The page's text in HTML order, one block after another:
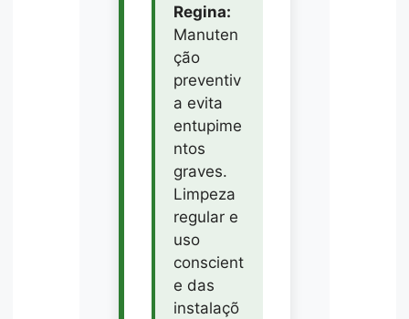
Regina:
Manuten
ção
preventiv
a evita
entupime
ntos
graves.
Limpeza
regular e
uso
conscient
e das
instalaçõ